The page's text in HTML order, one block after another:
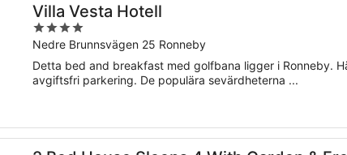
Villa Vesta Hotell
4
out
of
5
Nedre Brunnsvägen 25 Ronneby
Detta bed and breakfast med golfbana ligger i Ronneby.
avgiftsfri parkering. De populära sevärdheterna ...